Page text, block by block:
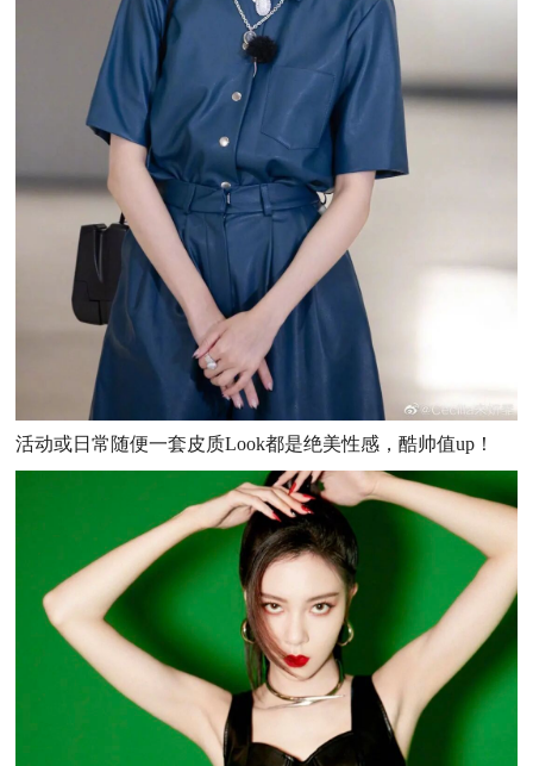
活动或日常随便一套皮质Look都是绝美性感，酷帅值up！